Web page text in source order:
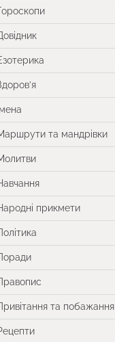
Імена
та мандрівки
прикмети
та побажання